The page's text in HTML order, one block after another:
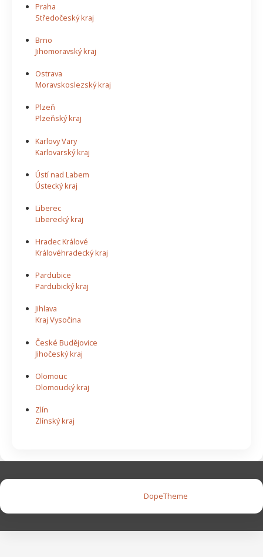
Praha
Středočeský kraj
Brno
Jihomoravský kraj
Ostrava
Moravskoslezský kraj
Plzeň
Plzeňský kraj
Karlovy Vary
Karlovarský kraj
Ústí nad Labem
Ústecký kraj
Liberec
Liberecký kraj
Hradec Králové
Královéhradecký kraj
Pardubice
Pardubický kraj
Jihlava
Kraj Vysočina
České Budějovice
Jihočeský kraj
Olomouc
Olomoucký kraj
Zlín
Zlínský kraj
DopeTheme